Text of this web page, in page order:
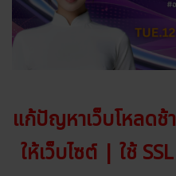
แก้ปัญหาเว็บโหลด
ให้เว็บไซต์ | ใช้